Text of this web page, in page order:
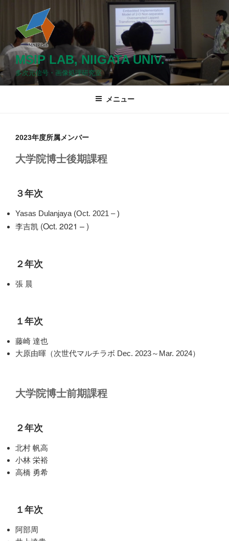
ツ
へ
ス
MSIP LAB, NIIGATA UNIV.
多次元信号・画像処理研究室
メニュー
2023年度所属メンバー
大学院博士後期課程
３年次
Yasas Dulanjaya (Oct. 2021 – )
李吉凯 (Oct. 2021 – )
２年次
張 晨
１年次
藤崎 達也
大原由暉（次世代マルチラボ Dec. 2023～Mar. 2024）
大学院博士前期課程
２年次
北村 帆高
小林 栄裕
高橋 勇希
１年次
阿部周